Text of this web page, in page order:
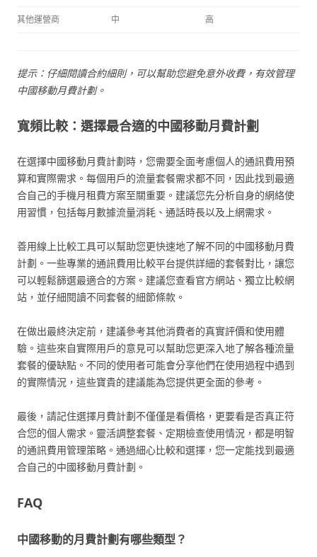
其他運營商 中 高
提示：仔細閱讀合約細則，可以幫助您避免意外收費，有效管理
中國移動月費計劃。
寬頻比較：選擇最合適的中國移動月費計劃
在選擇中國移動月費計劃時，您需要全面考慮個人的通訊費用預
算和實際需求。每個用戶的流量套餐需求都不同，因此找到最適
合自己的手機月租費方案至關重要。建議您先分析自身的網絡使
用習慣，包括每月數據流量消耗、通話時長以及上網需求。
善用線上比較工具可以幫助您更快速地了解不同的中國移動月費
計劃。一些專業的通訊費用比較平台提供詳細的套餐對比，讓您
可以輕鬆篩選最適合的方案。建議您查看官方網站、獨立比較網
站，並仔細閱讀不同套餐的細節條款。
在做出最終決定前，建議參考其他消費者的真實評價和使用體
驗。這些來自實際用戶的意見可以幫助您更深入地了解各種流量
套餐的優缺點。不同的使用者可能會分享他們在使用過程中遇到
的實際情況，這些寶貴的建議能為您提供更全面的參考。
最後，請記住選擇月費計劃不僅僅是看價格，更要看是否真正符
合您的個人需求。靈活調整套餐、定期檢查使用情況，都是明智
的通訊費用管理策略。通過細心比較和選擇，您一定能找到最適
合自己的中國移動月費計劃。
FAQ
中國移動的月費計劃有哪些類型？